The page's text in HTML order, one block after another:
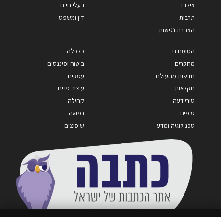
צילום
תרבות
הצהרת נגישות
בעלי חיים
דין ומשפט
המומחים
מחקרים
חדשות מהעולם
חקלאות
טורי דעה
טיפים
טכנולוגיה ומדע
כלכלה
ביטוח ופיננסים
עסקים
עיצוב פנים
קהילה
רפואה
שיפוצים